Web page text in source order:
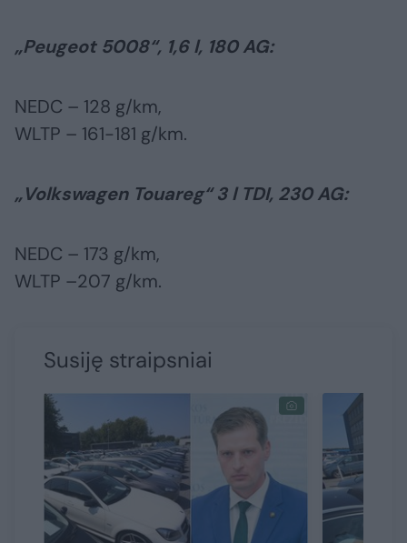
„Peugeot 5008“, 1,6 l, 180 AG:
NEDC – 128 g/km,
WLTP – 161-181 g/km.
„Volkswagen Touareg“ 3 l TDI, 230 AG:
NEDC – 173 g/km,
WLTP –207 g/km.
Susiję straipsniai